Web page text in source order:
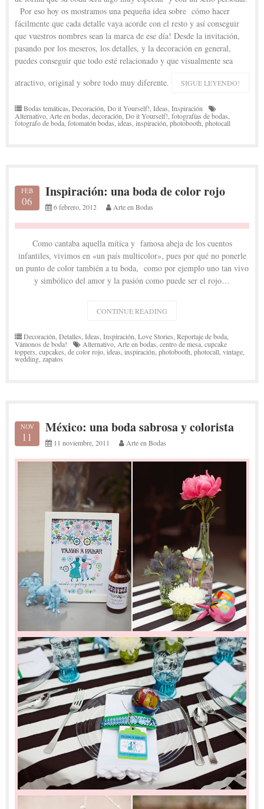
Por eso hoy os mostramos una pequeña idea sobre cómo hacer
fácilmente que cada detalle vaya acorde con el resto y así conseguir
que vuestros nombres sean la marca de ese día! Desde la invitación,
pasando por los meseros, los detalles, y la decoración en general,
puedes conseguir que todo esté relacionado y que visualmente sea
atractivo, original y sobre todo muy diferente.
SIGUE LEYENDO!
Bodas temáticas,Decoración,Do it Yourself!,Ideas,Inspiración
Alternativo,Arte en bodas,decoración,Do it Yourself!,fotografías de bodas,
fotografo de boda,fotomatón bodas,ideas,inspiración,photobooth,photocall
FEB
06
Inspiración: una boda de color rojo
6 febrero, 2012 Arte en Bodas
Como cantaba aquella mítica y famosa abeja de los cuentos
infantiles, vivimos en «un país multicolor», pues por qué no ponerle
un punto de color también a tu boda, como por ejemplo uno tan vivo
y simbólico del amor y la pasión como puede ser el rojo…
CONTINUE READING
COLOR
ROJO»
Decoración,Detalles,Ideas,Inspiración,Love Stories,Reportaje de boda,
Vámonos de boda!
Alternativo,Arte en bodas,centro de mesa,cupcake
toppers,cupcakes,de color rojo,ideas,inspiración,photobooth,photocall,vintage,
wedding,zapatos
NOV
11
México: una boda sabrosa y colorista
11 noviembre, 2011 Arte en Bodas